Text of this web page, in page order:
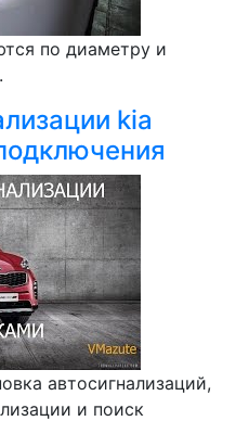
по диаметру и
kia
автосигнализаций,
и поиск